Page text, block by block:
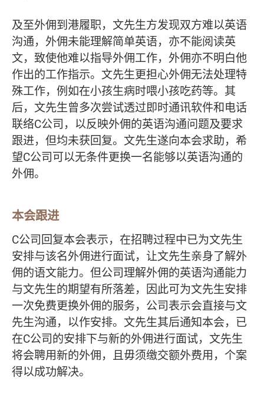
及至外佣到港履职，文先生方发现双方难以英语
沟通，外佣未能理解简单英语，亦不能阅读英
文，致使他难以指导外佣工作，外佣亦不明白他
作出的工作指示。文先生更担心外佣无法处理特
殊工作，例如在小孩生病时喂小孩吃药等。其
后，文先生曾多次尝试透过即时通讯软件和电话
联络C公司，以反映外佣的英语沟通问题及要求
跟进，但均未获回复。文先生遂向本会求助，希
望C公司可以无条件更换一名能够以英语沟通的
外佣。
本会跟进
C公司回复本会表示，在招聘过程中已为文先生
安排与该名外佣进行面试，让文先生亲身了解外
佣的语文能力。但公司理解外佣的英语沟通能力
与文先生的期望有所落差，因此可为文先生安排
一次免费更换外佣的服务，公司表示会直接与文
先生沟通，以作安排。文先生其后通知本会，已
在C公司的安排下与新的外佣进行面试，文先生
将会聘用新的外佣，且毋须缴交额外费用，个案
得以成功解决。